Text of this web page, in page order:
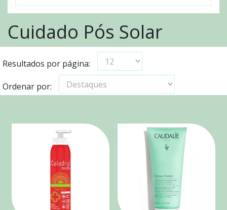
Cuidado Pós Solar
Resultados por página:
Ordenar por: